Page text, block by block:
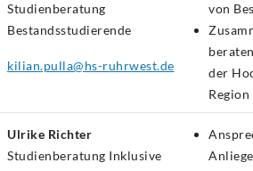
Studienberatung
Bestandsstudierende
kilian.pulla@hs-ruhrwest.de
von
der
Region
Ulrike Richter
Studienberatung Inklusive